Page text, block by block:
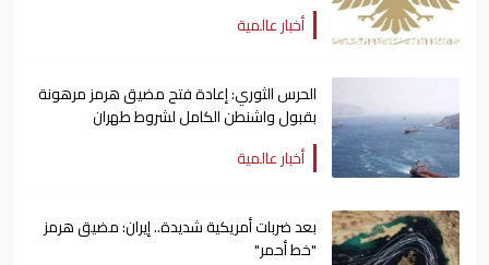
أخبار عالمية
الحرس الثوري: إعادة فتح مضيق هرمز مرهونة
بقبول واشنطن الكامل لشروط طهران
أخبار عالمية
بعد ضربات أمريكية شديدة.. إيران: مضيق هرمز
"خط أحمر"